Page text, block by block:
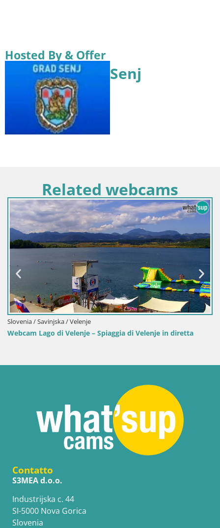
Hosted By & Offer
Senj
Related webcams
Slovenia / Savinjska / Velenje
Webcam Lago di Velenje – Spiaggia di Velenje in diretta
Contatto
S3MEA d.o.o.
Industrijska c. 44
SI-5000 Nova Gorica
Slovenia